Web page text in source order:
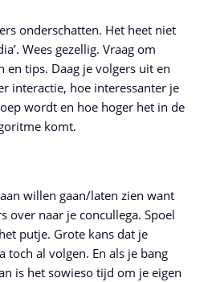
onderschatten. Het heet niet
Wees gezellig. Vraag om
en tips. Daag je volgers uit en
interactie, hoe interessanter je
wordt en hoe hoger het in de
komt.
willen gaan/laten zien want
over naar je concullega. Spoel
putje. Grote kans dat je
toch al volgen. En als je bang
is het sowieso tijd om je eigen